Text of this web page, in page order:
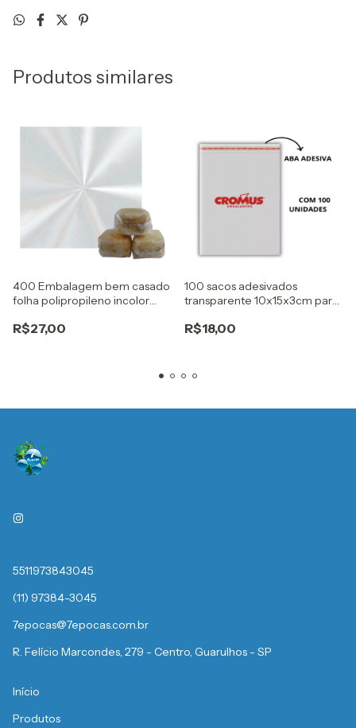
Produtos similares
400 Embalagem bem casado
folha polipropileno incolor
R$27,00
100 sacos adesivados
transparente 10x15x3cm para
R$18,00
5511973843045
(11) 97384-3045
7epocas@7epocas.com.br
R. Felício Marcondes, 279 - Centro, Guarulhos - SP
Início
Produtos